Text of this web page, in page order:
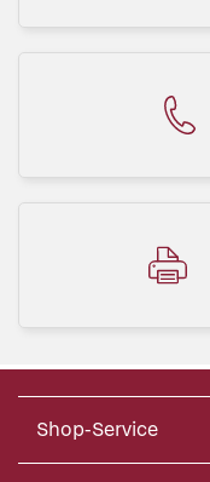
Shop-Service